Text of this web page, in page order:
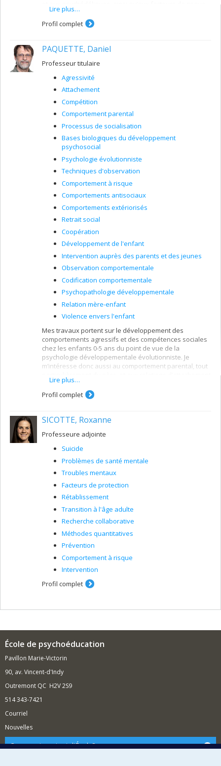
de protection et de résilience qui influencent les
trajectoires de consommation. Mes recherches
mobilisent des approches quantitatives, qualitatives et
interdisciplinaire des phénomènes liés aux substances
complémentaires. Ils visent d’abord à mieux
comprendre les déterminants individuels, sociaux et
structurels de l’usage de substances, ainsi que les
facteurs susceptibles de favoriser ou de compromettre
la santé et le bien-être des personnes concernées. Ils
cherchent ensuite à soutenir le développement,
l’implantation et l’évaluation de pratiques,
d’interventions et de politiques plus efficaces, plus
équitables et davantage fondées sur les données
probantes, notamment en matière de prévention, de
réduction des méfaits et d’éducation relative aux
intégrer les savoirs expérientiels et les perspectives
des personnes concernées, tout en contribuant à
réduire la stigmatisation associée aux usages de
substances et aux personnes qui en font usage.
Lire plus…
Profil complet
PAQUETTE, Daniel
Professeur titulaire
Agressivité
Attachement
Compétition
Comportement parental
Processus de socialisation
Bases biologiques du développement
psychosocial
Psychologie évolutionniste
Techniques d'observation
Comportement à risque
Comportements antisociaux
Comportements extériorisés
Retrait social
Coopération
Développement de l'enfant
Intervention auprès des parents et des jeunes
Observation comportementale
Codification comportementale
Psychopathologie développementale
Relation mère-enfant
Violence envers l'enfant
Mes travaux portent sur le développement des
comportements agressifs et des compétences sociales
chez les enfants 0-5 ans du point de vue de la
psychologie développementale évolutionniste. Je
m’intéresse donc aussi au comportement parental, tout
et d’activation parent-enfant. En tant qu’éthologue,
j’accorde sur le plan méthodologique une priorité à
l’observation directe du comportement.
Lire plus…
Profil complet
SICOTTE, Roxanne
Professeure adjointe
Suicide
Problèmes de santé mentale
Troubles mentaux
Facteurs de protection
Rétablissement
Transition à l'âge adulte
Recherche collaborative
Méthodes quantitatives
Prévention
Comportement à risque
Intervention
Profil complet
École de psychoéducation
Pavillon Marie-Victorin
90, av. Vincent-d'Indy
Outremont QC H2V 2S9
514 343-7421
Courriel
Nouvelles
Comment soutenir l'École?